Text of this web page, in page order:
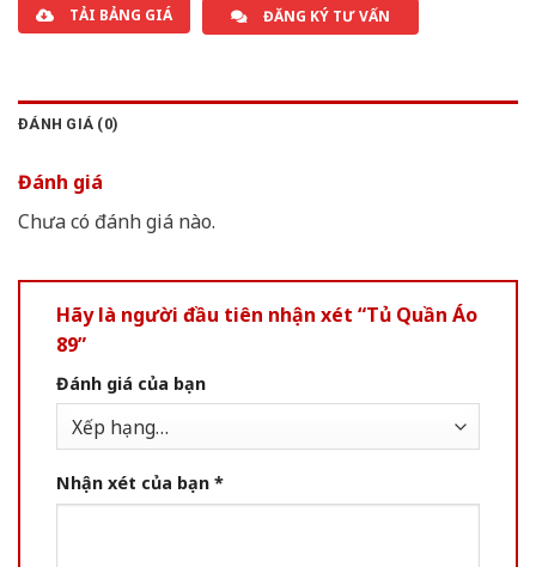
TẢI BẢNG GIÁ ĐĂNG KÝ TƯ VẤN
ĐÁNH GIÁ (0)
Đánh giá
Chưa có đánh giá nào.
Hãy là người đầu tiên nhận xét “Tủ Quần Áo
89”
Đánh giá của bạn
Nhận xét của bạn *